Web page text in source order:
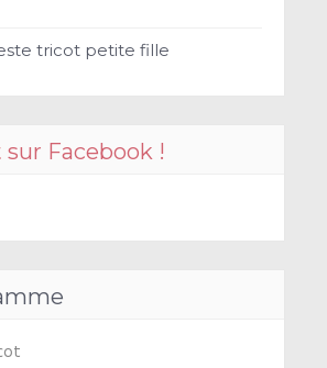
tricot petite fille
Facebook !